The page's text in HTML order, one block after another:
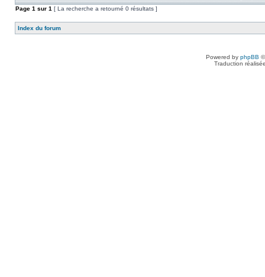
Page 1 sur 1 [ La recherche a retourné 0 résultats ]
Index du forum
Powered by phpBB
Traduction